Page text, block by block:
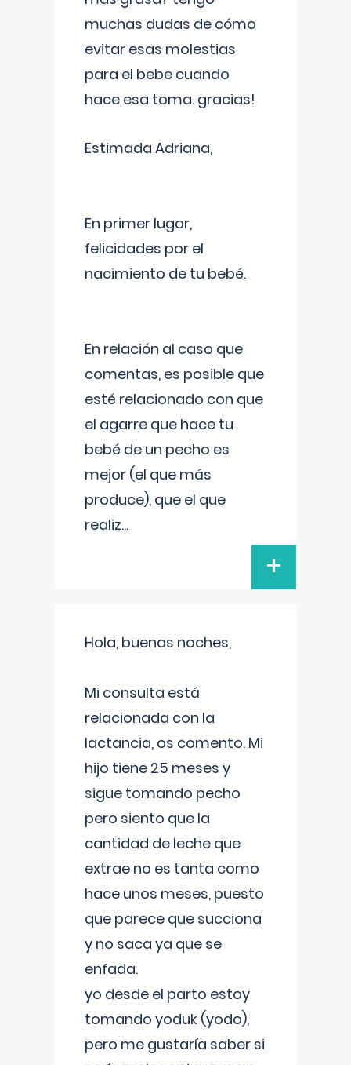
muchas dudas de cómo
evitar esas molestias
para el bebe cuando
hace esa toma. gracias!
Estimada Adriana,
En primer lugar,
felicidades por el
nacimiento de tu bebé.
En relación al caso que
comentas, es posible que
esté relacionado con que
el agarre que hace tu
bebé de un pecho es
mejor (el que más
produce), que el que
realiz...
+
Hola, buenas noches,
Mi consulta está
relacionada con la
lactancia, os comento. Mi
hijo tiene 25 meses y
sigue tomando pecho
pero siento que la
cantidad de leche que
extrae no es tanta como
hace unos meses, puesto
que parece que succiona
y no saca ya que se
enfada.
yo desde el parto estoy
tomando yoduk (yodo),
pero me gustaría saber si